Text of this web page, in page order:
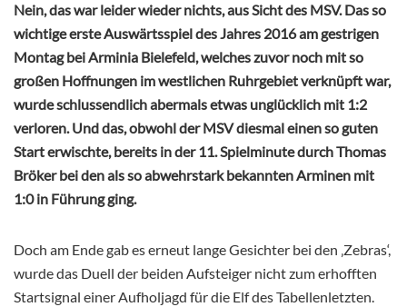
Nein, das war leider wieder nichts, aus Sicht des MSV. Das so
wichtige erste Auswärtsspiel des Jahres 2016 am gestrigen
Montag bei Arminia Bielefeld, welches zuvor noch mit so
großen Hoffnungen im westlichen Ruhrgebiet verknüpft war,
wurde schlussendlich abermals etwas unglücklich mit 1:2
verloren. Und das, obwohl der MSV diesmal einen so guten
Start erwischte, bereits in der 11. Spielminute durch Thomas
Bröker bei den als so abwehrstark bekannten Arminen mit
1:0 in Führung ging.
Doch am Ende gab es erneut lange Gesichter bei den ‚Zebras‘,
wurde das Duell der beiden Aufsteiger nicht zum erhofften
Startsignal einer Aufholjagd für die Elf des Tabellenletzten.